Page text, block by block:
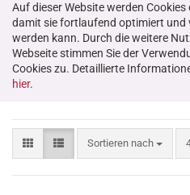
Auf dieser Website werden Cookies
damit sie fortlaufend optimiert und
werden kann. Durch die weitere
Webseite stimmen Sie der
Cookies zu. Detaillierte
hier.
Essenzen und Aromen
Sortieren nach